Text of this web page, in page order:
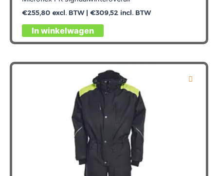
€255,80excl. BTW | €309,52incl. BTW
In winkelwagen
Dit
product
meerdere
variaties.
Deze
optie
gekozen
worden
op
productpagina